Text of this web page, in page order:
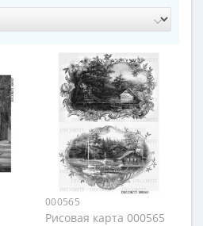
000565
Рисовая карта 000565